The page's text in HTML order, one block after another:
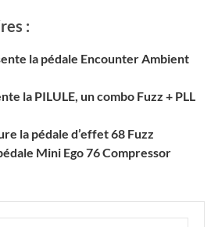
:
la pédale Encounter Ambient
la PILULE, un combo Fuzz + PLL
la pédale d’effet 68 Fuzz
Mini Ego 76 Compressor